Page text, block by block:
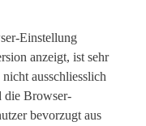
Einstellung
anzeigt, ist sehr
ausschliesslich
die Browser-
bevorzugt aus